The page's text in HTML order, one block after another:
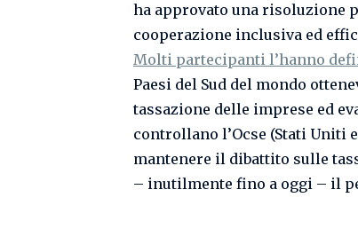
ha approvato una risoluzione
cooperazione inclusiva ed
Molti partecipanti l’hanno
Paesi del Sud del mondo
tassazione delle imprese ed
controllano l’Ocse (Stati Uniti
mantenere il dibattito sulle
– inutilmente fino a oggi – il